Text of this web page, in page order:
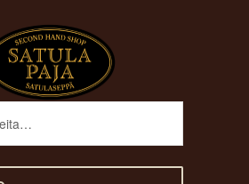
Siirry
navigointiin
Siirry
sisältöön